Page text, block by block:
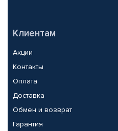
Клиентам
Акции
Контакты
Оплата
Доставка
Обмен и возврат
Гарантия